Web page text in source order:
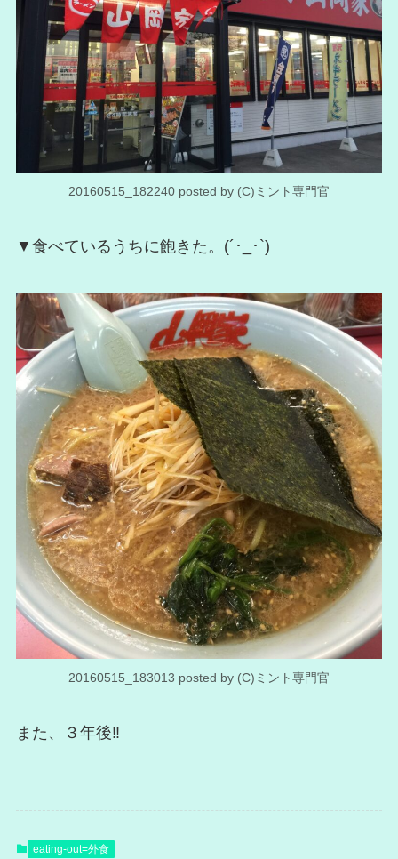
20160515_182240 posted by (C)ミント専門官
▼食べているうちに飽きた。(´･_･`)
20160515_183013 posted by (C)ミント専門官
また、３年後‼️
eating-out=外食